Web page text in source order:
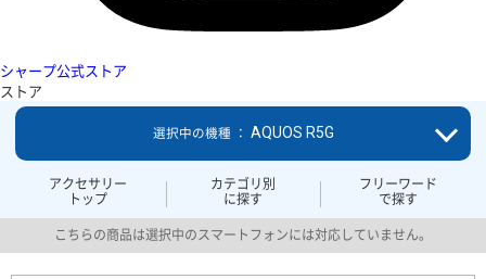
シャープ公式ストア
ストア
アクセサリー
トップ
カテゴリ別
に探す
フリーワード
で探す
選択中の機種 ： AQUOS R5G
こちらの商品は選択中のスマートフォンには対応していません。